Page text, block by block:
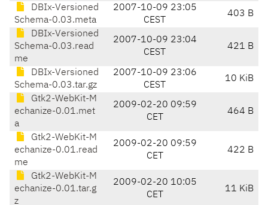
DBIx-Versioned
Schema-0.03.meta
2007-10-09 23:05
CEST
403 B
DBIx-Versioned
Schema-0.03.read
me
2007-10-09 23:04
CEST
421 B
DBIx-Versioned
Schema-0.03.tar.gz
2007-10-09 23:06
CEST
10 KiB
Gtk2-WebKit-M
echanize-0.01.met
a
2009-02-20 09:59
CET
464 B
Gtk2-WebKit-M
echanize-0.01.read
me
2009-02-20 09:59
CET
422 B
Gtk2-WebKit-M
echanize-0.01.tar.g
z
2009-02-20 10:05
CET
11 KiB